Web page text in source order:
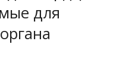
для